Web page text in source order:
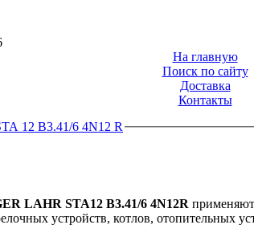
На главную
Поиск по сайту
Доставка
Контакты
12 B3.41/6 4N12 R
LAHR STA12 B3.41/6 4N12R
устройств, котлов, отопительных